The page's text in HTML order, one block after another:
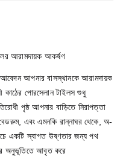
আরামদায়ক আকর্ষণ
আপনার বাসস্থানকে আরামদায়ক
পোরসেলান টাইলস শুধু
পৃষ্ঠ আপনার বাড়িতে নিরাপত্তা
এবং এমনকি রান্নাঘর থেকে, অ-
একটি স্বাগত উষ্ণতার জন্য পথ
অনুভূতিতে আবৃত করে